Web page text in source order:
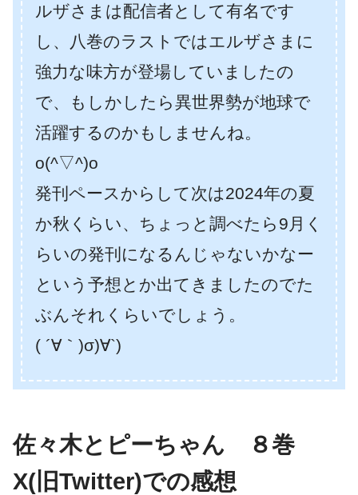
ルザさまは配信者として有名です
し、八巻のラストではエルザさまに
強力な味方が登場していましたの
で、もしかしたら異世界勢が地球で
活躍するのかもしませんね。
o(^▽^)o
発刊ペースからして次は2024年の夏
か秋くらい、ちょっと調べたら9月く
らいの発刊になるんじゃないかなー
という予想とか出てきましたのでた
ぶんそれくらいでしょう。
( ´∀｀)σ)∀`)
佐々木とピーちゃん ８巻
X(旧Twitter)での感想